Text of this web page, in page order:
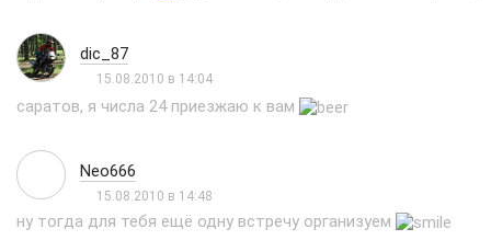
dic_87
15.08.2010 в 14:04
саратов, я числа 24 приезжаю к вам
Neo666
15.08.2010 в 14:48
ну тогда для тебя ещё одну встречу организуем